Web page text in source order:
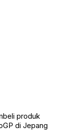
produk
di Jepang